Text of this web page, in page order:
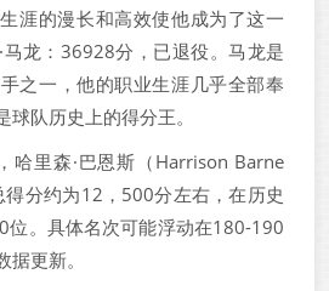
涯的漫长和高效使他成为了这一
龙：36928分，已退役。马龙是
之一，他的职业生涯几乎全部奉
队历史上的得分王。
哈里森·巴恩斯（Harrison Barne
分约为12，500分左右，在历史
位。具体名次可能浮动在180-190
更新。